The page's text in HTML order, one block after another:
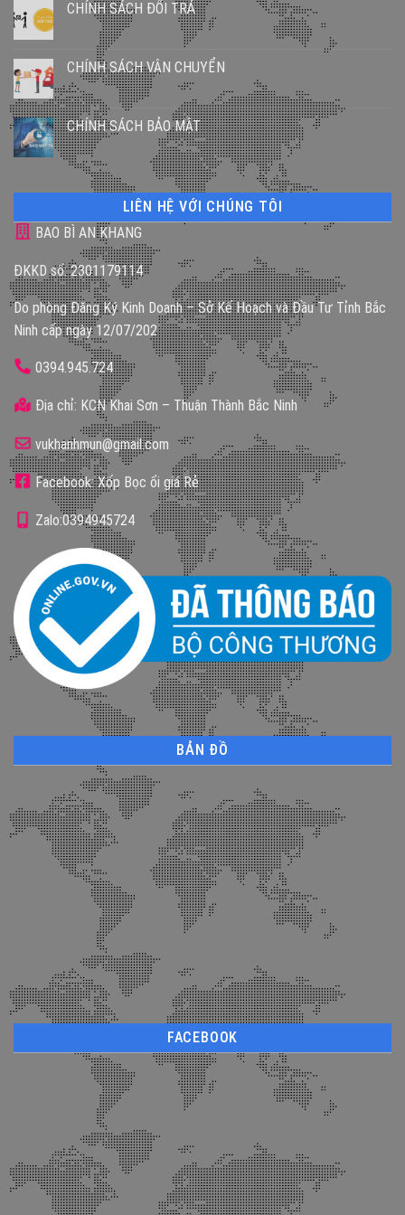
CHÍNH SÁCH ĐỔI TRẢ
CHÍNH SÁCH VẬN CHUYỂN
CHÍNH SÁCH BẢO MẬT
LIÊN HỆ VỚI CHÚNG TÔI
BAO BÌ AN KHANG
ĐKKD số: 2301179114
Do phòng Đăng Ký Kinh Doanh – Sở Kế Hoạch và Đầu Tư Tỉnh Bắc
Ninh cấp ngày 12/07/202
0394.945.724
Địa chỉ: KCN Khai Sơn – Thuận Thành Bắc Ninh
vukhanhmun@gmail.com
Facebook: Xốp Bọc ổi giá Rẻ
Zalo:0394945724
BẢN ĐỒ
FACEBOOK